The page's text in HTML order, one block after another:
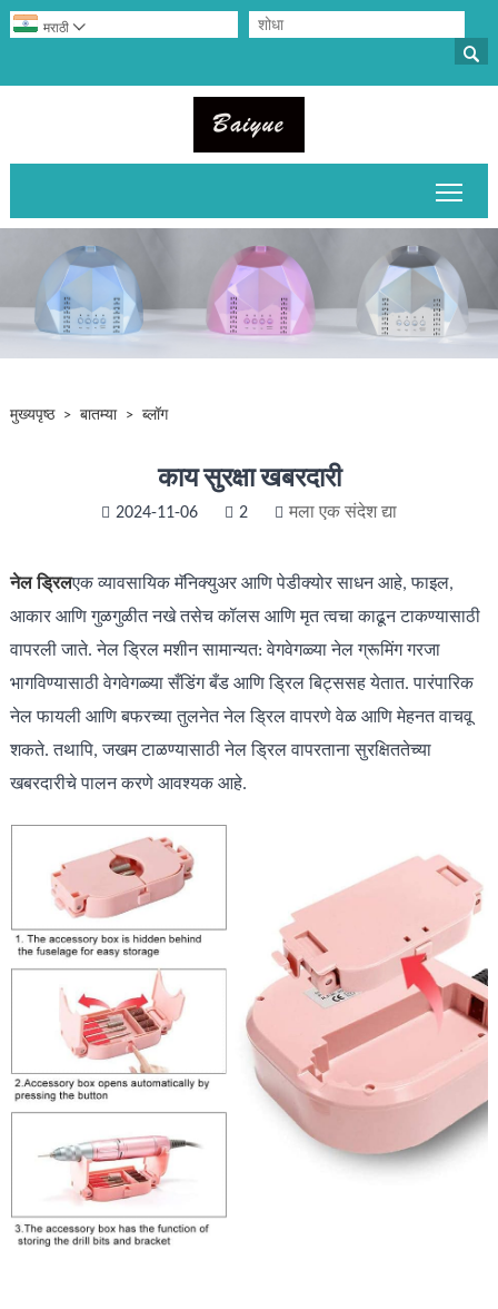

मराठी 
मुख्यपृष्ठ > बातम्या > ब्लॉग
काय सुरक्षा खबरदारी
2024-11-06 2 मला एक संदेश द्या
नेल ड्रिलएक व्यावसायिक मॅनिक्युअर आणि पेडीक्योर साधन आहे, फाइल,
आकार आणि गुळगुळीत नखे तसेच कॉलस आणि मृत त्वचा काढून टाकण्यासाठी
वापरली जाते. नेल ड्रिल मशीन सामान्यत: वेगवेगळ्या नेल ग्रूमिंग गरजा
भागविण्यासाठी वेगवेगळ्या सँडिंग बँड आणि ड्रिल बिट्ससह येतात. पारंपारिक
नेल फायली आणि बफरच्या तुलनेत नेल ड्रिल वापरणे वेळ आणि मेहनत वाचवू
शकते. तथापि, जखम टाळण्यासाठी नेल ड्रिल वापरताना सुरक्षिततेच्या
खबरदारीचे पालन करणे आवश्यक आहे.